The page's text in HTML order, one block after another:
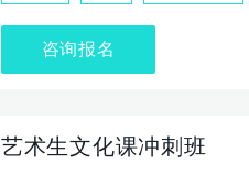
咨询报名
艺术生文化课冲刺班